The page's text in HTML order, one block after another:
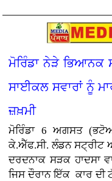
ਮੋਰਿੰਡਾ ਨੇੜੇ ਭਿਆਨਕ
ਸਾਈਕਲ ਸਵਾਰਾਂ ਨੂੰ
ਜ਼ਖ਼ਮੀ
ਮੋਰਿੰਡਾ 6 ਅਗਸਤ
ਕੇ.ਐੱਫ.ਸੀ. ਲੰਡਨ
ਦਰਦਨਾਕ ਸੜਕ ਹਾਦਸਾ
ਜਿਸ ਦੌਰਾਨ ਇੱਕ ਕਾਰ ਦੀ